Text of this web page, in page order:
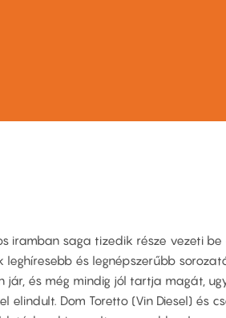
iramban saga tizedik része vezeti
és legnépszerűbb
és még mindig jól tartja magát,
elindult. Dom Toretto (Vin Diesel) és